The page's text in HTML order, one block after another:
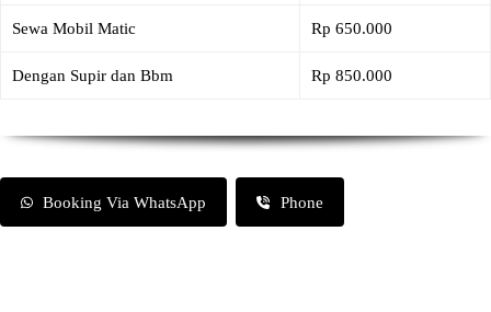
Sewa Mobil Matic Rp 650.000
Dengan Supir dan Bbm Rp 850.000
Booking Via WhatsApp Phone